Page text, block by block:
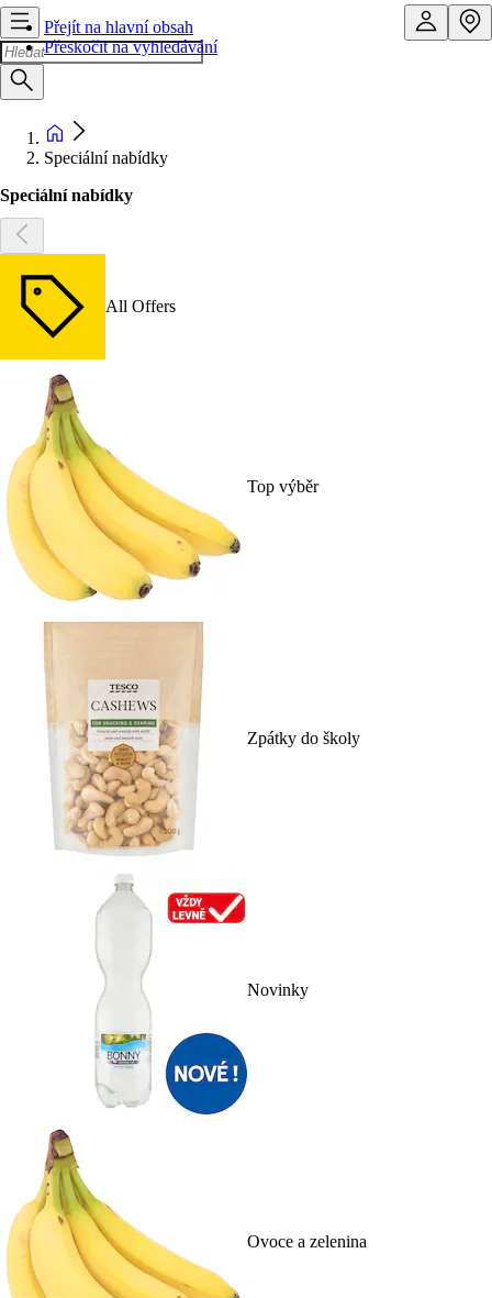
Přejít na hlavní obsah
Přeskočit na vyhledávání
Speciální nabídky
Speciální nabídky
All Offers
Top výběr
Zpátky do školy
Novinky
Ovoce a zelenina